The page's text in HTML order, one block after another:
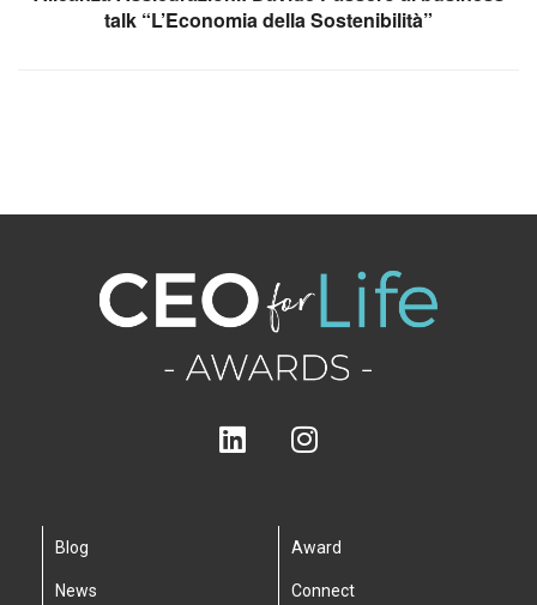
talk “L’Economia della Sostenibilità”
Blog
News
Award
Connect